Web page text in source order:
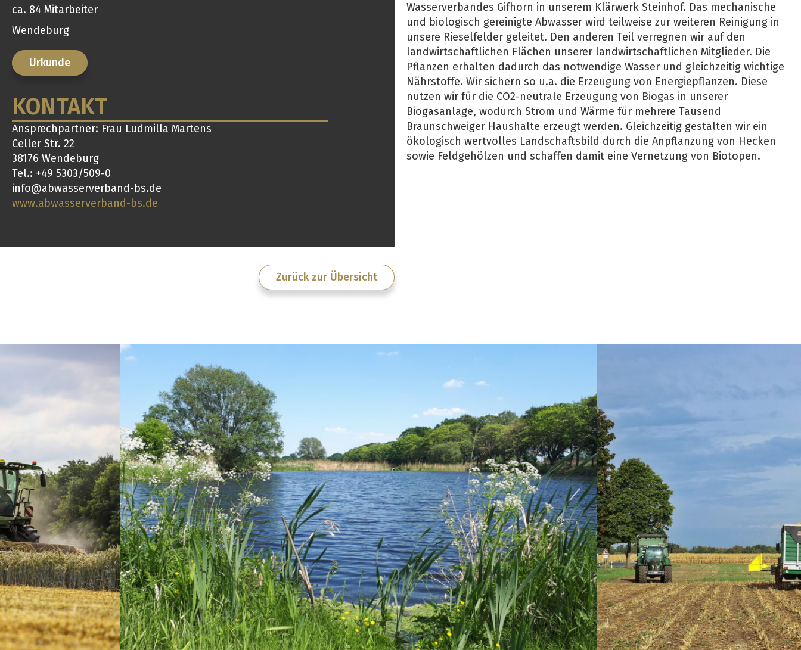
ca. 84 Mitarbeiter
Wendeburg
Urkunde
KONTAKT
Ansprechpartner: Frau Ludmilla Martens
Celler Str. 22
38176 Wendeburg
Tel.: +49 5303/509-0
info@abwasserverband-bs.de
www.abwasserverband-bs.de
Zurück zur Übersicht
Wasserverbandes Gifhorn in unserem Klärwerk Steinhof. Das mechanische
und biologisch gereinigte Abwasser wird teilweise zur weiteren Reinigung in
unsere Rieselfelder geleitet. Den anderen Teil verregnen wir auf den
landwirtschaftlichen Flächen unserer landwirtschaftlichen Mitglieder. Die
Pflanzen erhalten dadurch das notwendige Wasser und gleichzeitig wichtige
Nährstoffe. Wir sichern so u.a. die Erzeugung von Energiepflanzen. Diese
nutzen wir für die CO2-neutrale Erzeugung von Biogas in unserer
Biogasanlage, wodurch Strom und Wärme für mehrere Tausend
Braunschweiger Haushalte erzeugt werden. Gleichzeitig gestalten wir ein
ökologisch wertvolles Landschaftsbild durch die Anpflanzung von Hecken
sowie Feldgehölzen und schaffen damit eine Vernetzung von Biotopen.